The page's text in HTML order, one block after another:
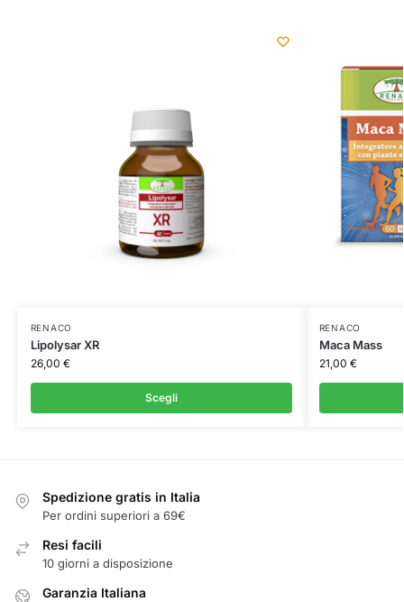
RENACO
Lipolysar XR
26,00 €
Scegli
RENACO
Maca Mass
21,00 €
Spedizione gratis in Italia
Per ordini superiori a 69€
Resi facili
10 giorni a disposizione
Garanzia Italiana